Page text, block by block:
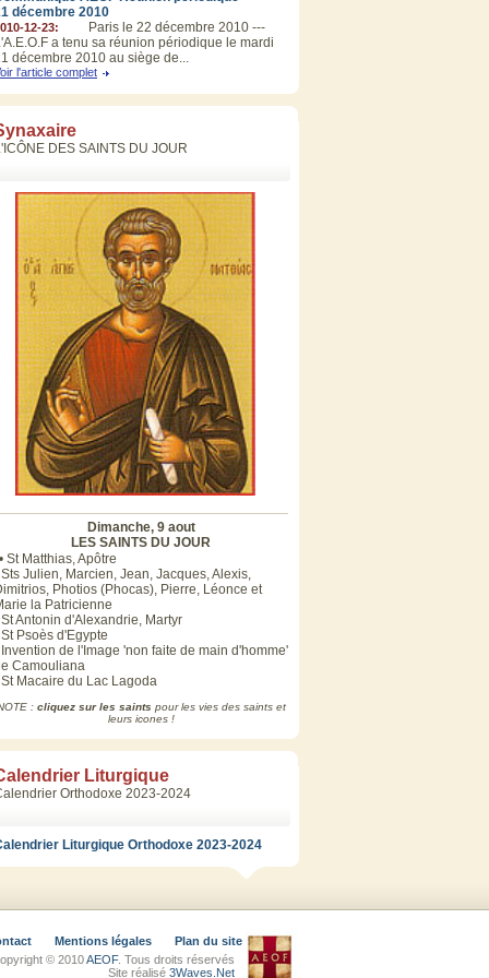
décembre 2010
12-23:
Paris le 22 décembre 2010 ---
a tenu sa réunion périodique le mardi
décembre 2010 au siège de...
l'article complet
DES SAINTS DU JOUR
Dimanche, 9 aout
LES SAINTS DU JOUR
• St Matthias, Apôtre
Sts Julien, Marcien, Jean, Jacques, Alexis,
Photios (Phocas), Pierre, Léonce et
la Patricienne
St Antonin d'Alexandrie, Martyr
St Psoès d'Egypte
Invention de l'Image 'non faite de main d'homme'
Camouliana
St Macaire du Lac Lagoda
: cliquez sur les saints pour les vies des saints et
leurs icones !
Liturgique
Orthodoxe 2023-2024
Liturgique Orthodoxe 2023-2024
Mentions légales
Plan du site
© 2010AEOF. Tous droits réservés
Site réalisé 3Waves.Net